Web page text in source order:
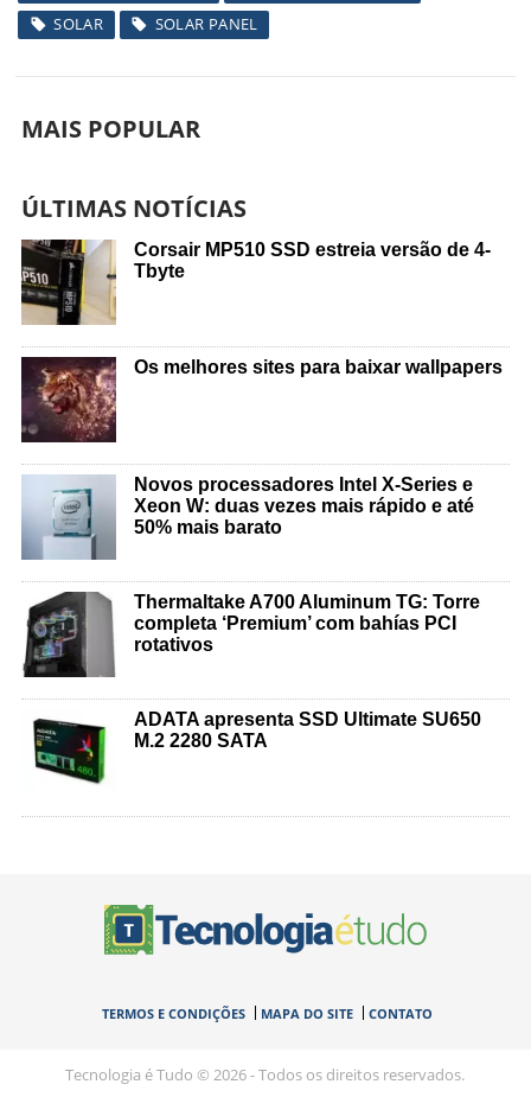
SOLAR
SOLAR PANEL
MAIS POPULAR
ÚLTIMAS NOTÍCIAS
Corsair MP510 SSD estreia versão de 4-
Tbyte
Os melhores sites para baixar wallpapers
Novos processadores Intel X-Series e
Xeon W: duas vezes mais rápido e até
50% mais barato
Thermaltake A700 Aluminum TG: Torre
completa ‘Premium’ com bahías PCI
rotativos
ADATA apresenta SSD Ultimate SU650
M.2 2280 SATA
TERMOS E CONDIÇÕES MAPA DO SITE CONTATO
Tecnologia é Tudo © 2026 - Todos os direitos reservados.